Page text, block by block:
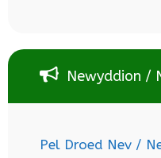
Newyddion /
Pel Droed Nev /